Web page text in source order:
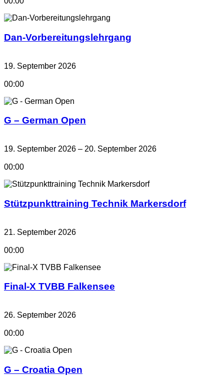
Dan-Vorbereitungslehrgang
19. September 2026
00:00
G – German Open
19. September 2026 – 20. September 2026
00:00
Stützpunkttraining Technik Markersdorf
21. September 2026
00:00
Final-X TVBB Falkensee
26. September 2026
00:00
G – Croatia Open